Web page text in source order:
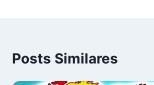
Posts Similares